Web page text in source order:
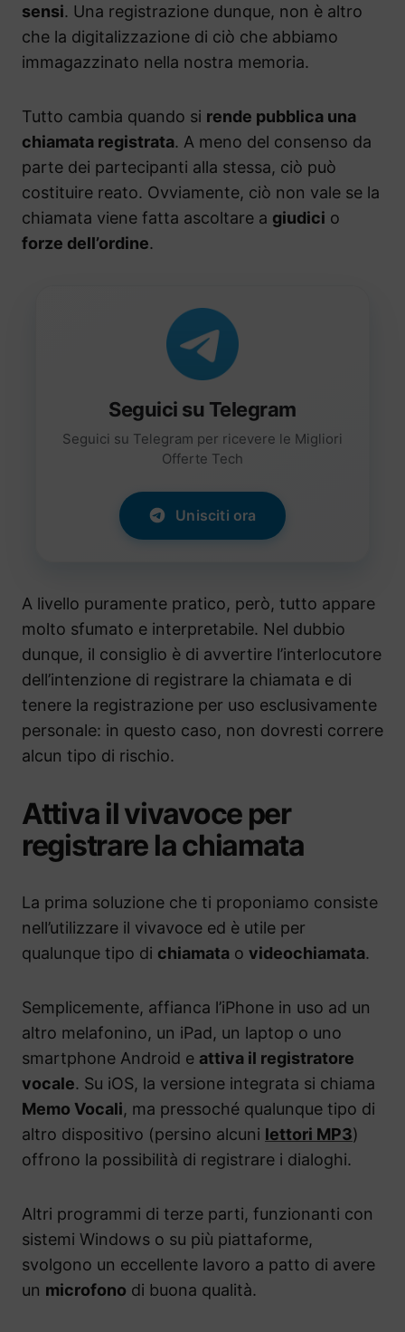
sensi. Una registrazione dunque, non è altro
che la digitalizzazione di ciò che abbiamo
immagazzinato nella nostra memoria.
Tutto cambia quando si rende pubblica una
chiamata registrata. A meno del consenso da
parte dei partecipanti alla stessa, ciò può
costituire reato. Ovviamente, ciò non vale se la
chiamata viene fatta ascoltare a giudici o
forze dell’ordine.
Seguici su Telegram
Seguici su Telegram per ricevere le Migliori
Offerte Tech
Unisciti ora
A livello puramente pratico, però, tutto appare
molto sfumato e interpretabile. Nel dubbio
dunque, il consiglio è di avvertire l’interlocutore
dell’intenzione di registrare la chiamata e di
tenere la registrazione per uso esclusivamente
personale: in questo caso, non dovresti correre
alcun tipo di rischio.
Attiva il vivavoce per
registrare la chiamata
La prima soluzione che ti proponiamo consiste
nell’utilizzare il vivavoce ed è utile per
qualunque tipo di chiamata o videochiamata.
Semplicemente, affianca l’iPhone in uso ad un
altro melafonino, un iPad, un laptop o uno
smartphone Android e attiva il registratore
vocale. Su iOS, la versione integrata si chiama
Memo Vocali, ma pressoché qualunque tipo di
altro dispositivo (persino alcuni lettori MP3)
offrono la possibilità di registrare i dialoghi.
Altri programmi di terze parti, funzionanti con
sistemi Windows o su più piattaforme,
svolgono un eccellente lavoro a patto di avere
un microfono di buona qualità.